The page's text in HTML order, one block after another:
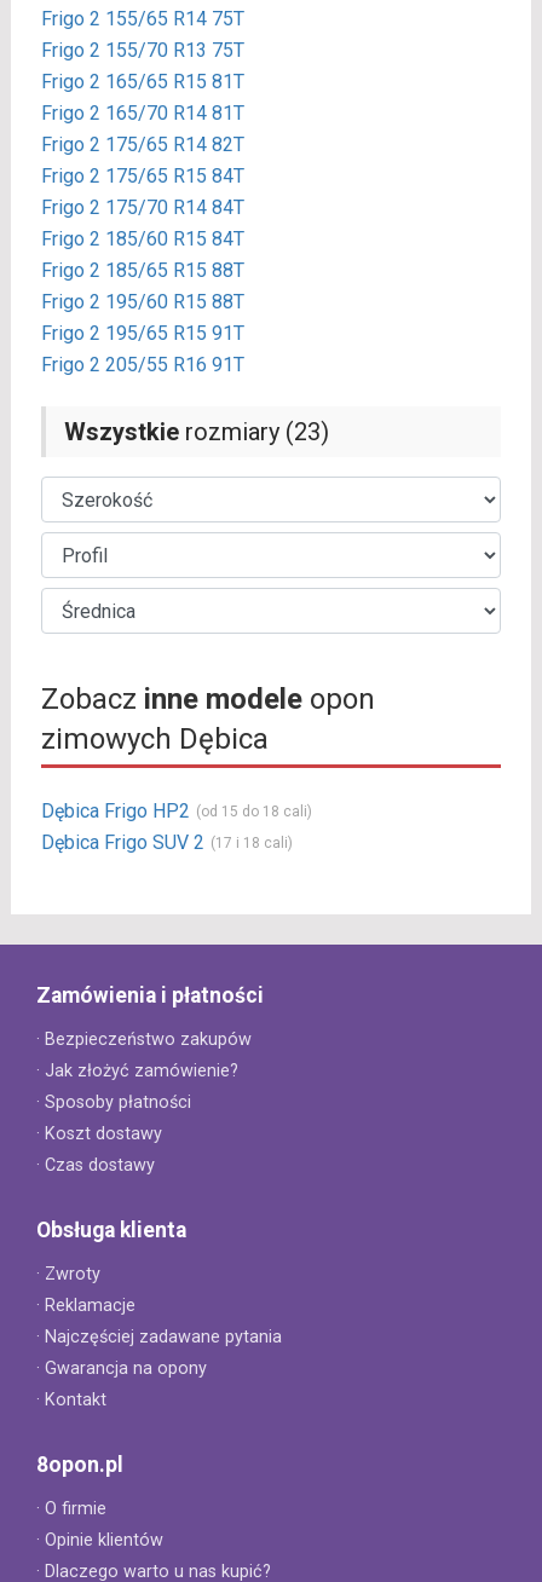
Frigo 2 155/65 R14 75T
Frigo 2 155/70 R13 75T
Frigo 2 165/65 R15 81T
Frigo 2 165/70 R14 81T
Frigo 2 175/65 R14 82T
Frigo 2 175/65 R15 84T
Frigo 2 175/70 R14 84T
Frigo 2 185/60 R15 84T
Frigo 2 185/65 R15 88T
Frigo 2 195/60 R15 88T
Frigo 2 195/65 R15 91T
Frigo 2 205/55 R16 91T
Wszystkierozmiary (23)
Zobacz inne modeleopon
zimowych Dębica
Dębica Frigo HP2 (od 15 do 18 cali)
Dębica Frigo SUV 2 (17 i 18 cali)
Zamówienia i płatności
· Bezpieczeństwo zakupów
· Jak złożyć zamówienie?
· Sposoby płatności
· Koszt dostawy
· Czas dostawy
Obsługa klienta
· Zwroty
· Reklamacje
· Najczęściej zadawane pytania
· Gwarancja na opony
· Kontakt
8opon.pl
· O firmie
· Opinie klientów
· Dlaczego warto u nas kupić?